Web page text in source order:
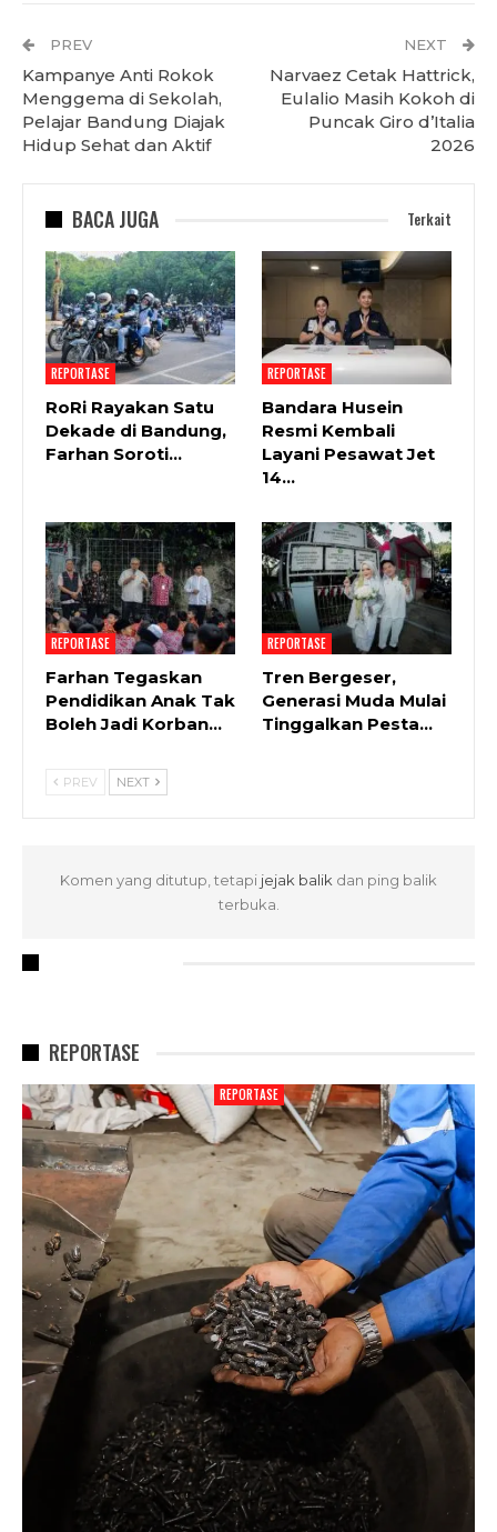
PREV
Kampanye Anti Rokok
Menggema di Sekolah,
Pelajar Bandung Diajak
Hidup Sehat dan Aktif
NEXT
Narvaez Cetak Hattrick,
Eulalio Masih Kokoh di
Puncak Giro d’Italia
2026
BACA JUGA Terkait
REPORTASE
RoRi Rayakan Satu
Dekade di Bandung,
Farhan Soroti…
REPORTASE
Bandara Husein
Resmi Kembali
Layani Pesawat Jet
14…
REPORTASE
Farhan Tegaskan
Pendidikan Anak Tak
Boleh Jadi Korban…
REPORTASE
Tren Bergeser,
Generasi Muda Mulai
Tinggalkan Pesta…
PREV NEXT
Komen yang ditutup, tetapi jejak balik dan ping balik
terbuka.
REPORTASE
REPORTASE